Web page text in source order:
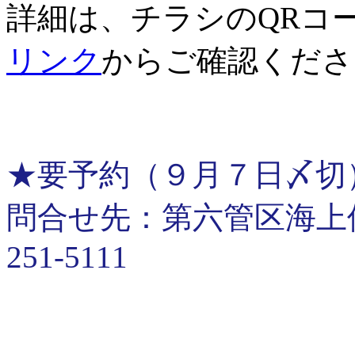
詳細は、チラシのQRコ
リンクからご確認くだ
★要予約（９月７日〆切
問合せ先：第六管区海
251-5111